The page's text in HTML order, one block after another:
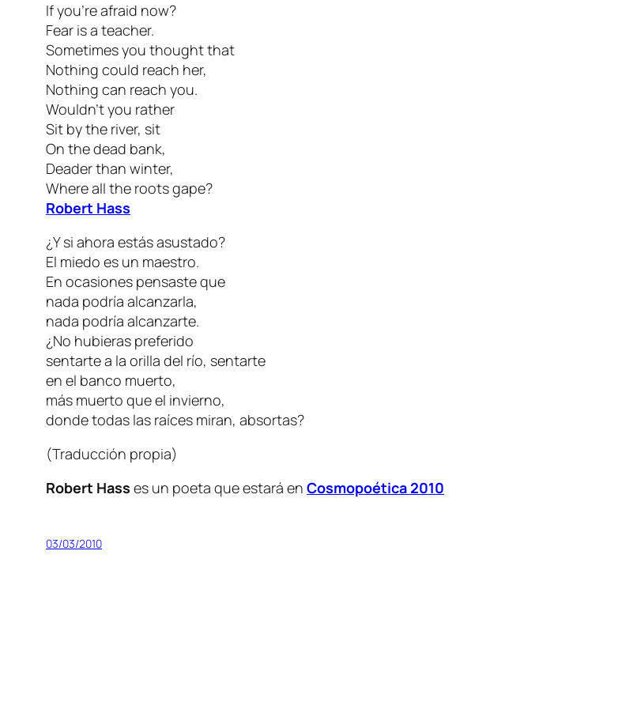
If you’re afraid now?
Fear is a teacher.
Sometimes you thought that
Nothing could reach her,
Nothing can reach you.
Wouldn’t you rather
Sit by the river, sit
On the dead bank,
Deader than winter,
Where all the roots gape?
Robert Hass
¿Y si ahora estás asustado?
El miedo es un maestro.
En ocasiones pensaste que
nada podría alcanzarla,
nada podría alcanzarte.
¿No hubieras preferido
sentarte a la orilla del río, sentarte
en el banco muerto,
más muerto que el invierno,
donde todas las raíces miran, absortas?
(Traducción propia)
Robert Hass es un poeta que estará en Cosmopoética 2010
03/03/2010